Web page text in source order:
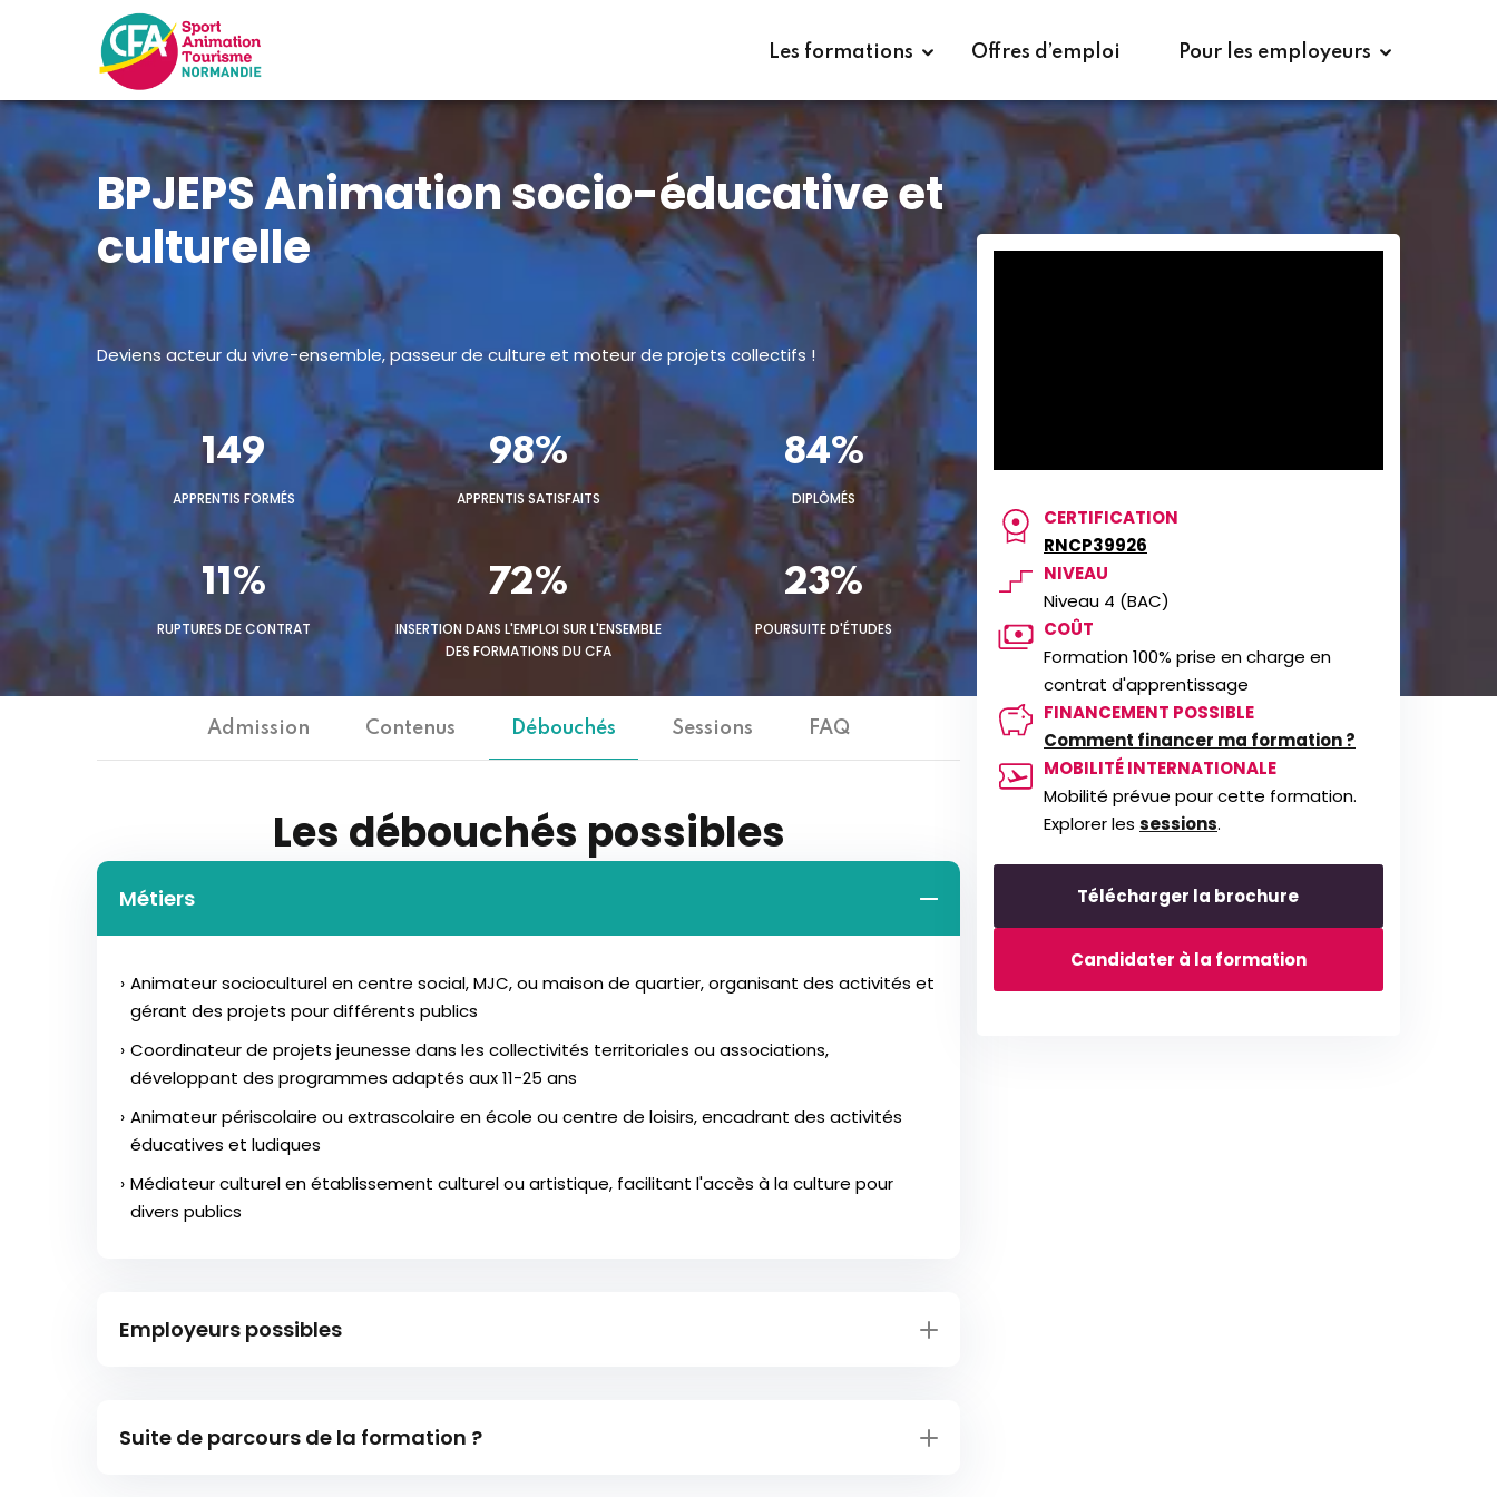
Les formations Offres d’emploi Pour les employeurs
BPJEPS Animation socio-éducative et
culturelle
Deviens acteur du vivre-ensemble, passeur de culture et moteur de projets collectifs !
149
APPRENTIS FORMÉS
98%
APPRENTIS SATISFAITS
84%
DIPLÔMÉS
11%
RUPTURES DE CONTRAT
72%
INSERTION DANS L'EMPLOI SUR L'ENSEMBLE
DES FORMATIONS DU CFA
23%
POURSUITE D'ÉTUDES
Admission Contenus Débouchés Sessions FAQ
Les débouchés possibles
Métiers
Animateur socioculturel en centre social, MJC, ou maison de quartier, organisant des activités et
gérant des projets pour différents publics
Coordinateur de projets jeunesse dans les collectivités territoriales ou associations,
développant des programmes adaptés aux 11-25 ans
Animateur périscolaire ou extrascolaire en école ou centre de loisirs, encadrant des activités
éducatives et ludiques
Médiateur culturel en établissement culturel ou artistique, facilitant l'accès à la culture pour
divers publics
Employeurs possibles
Associations socioculturelles (MJC, centres sociaux)
Suite de parcours de la formation ?
CERTIFICATION
RNCP39926
NIVEAU
Niveau 4 (BAC)
COÛT
Formation 100% prise en charge en
contrat d'apprentissage
FINANCEMENT POSSIBLE
Comment financer ma formation ?
MOBILITÉ INTERNATIONALE
Mobilité prévue pour cette formation.
Explorer les sessions.
Télécharger la brochure
Candidater à la formation
Télécharger la brochure Candidater à la formation